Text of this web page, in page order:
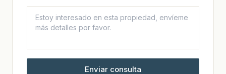
Enviar consulta